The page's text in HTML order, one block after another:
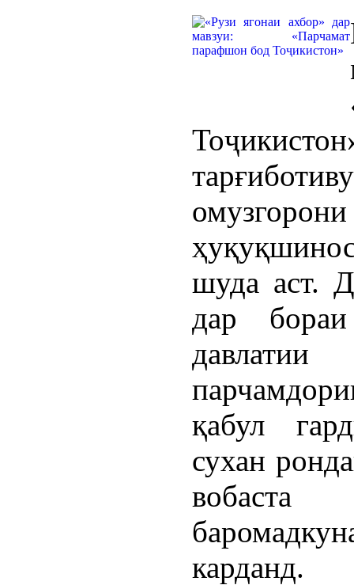
шуда аст.
дар
қабул
сухан
карданд.